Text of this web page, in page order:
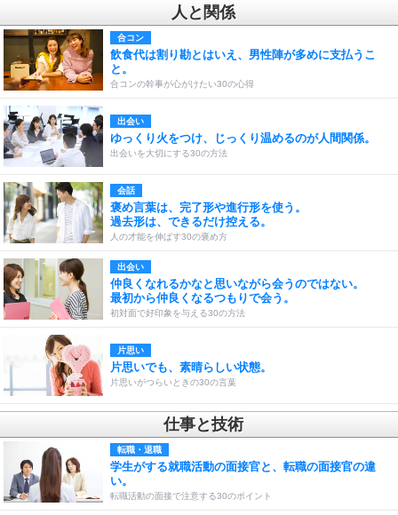
人と関係
合コン
飲食代は割り勘とはいえ、男性陣が多めに支払うこ
と。
合コンの幹事が心がけたい30の心得
出会い
ゆっくり火をつけ、じっくり温めるのが人間関係。
出会いを大切にする30の方法
会話
褒め言葉は、完了形や進行形を使う。
過去形は、できるだけ控える。
人の才能を伸ばす30の褒め方
出会い
仲良くなれるかなと思いながら会うのではない。
最初から仲良くなるつもりで会う。
初対面で好印象を与える30の方法
片思い
片思いでも、素晴らしい状態。
片思いがつらいときの30の言葉
仕事と技術
転職・退職
学生がする就職活動の面接官と、転職の面接官の違
い。
転職活動の面接で注意する30のポイント